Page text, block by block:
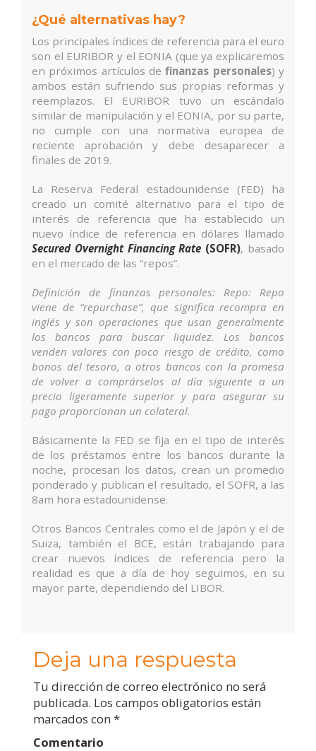
¿Qué alternativas hay?
Los principales índices de referencia para el euro
son el EURIBOR y el EONIA (que ya explicaremos
en próximos artículos definanzas personales) y
ambos están sufriendo sus propias reformas y
reemplazos. El EURIBOR tuvo un escándalo
similar de manipulación y el EONIA, por su parte,
no cumple con una normativa europea de
reciente aprobación y debe desaparecer a
finales de 2019.
La Reserva Federal estadounidense (FED) ha
creado un comité alternativo para el tipo de
interés de referencia que ha establecido un
nuevo índice de referencia en dólares llamado
Secured Overnight Financing Rate (SOFR), basado
en el mercado de las “repos”.
Definición de finanzas personales: Repo: Repo
viene de “repurchase”, que significa recompra en
inglés y son operaciones que usan generalmente
los bancos para buscar liquidez. Los bancos
venden valores con poco riesgo de crédito, como
bonos del tesoro, a otros bancos con la promesa
de volver a comprárselos al día siguiente a un
precio ligeramente superior y para asegurar su
pago proporcionan un colateral.
Básicamente la FED se fija en el tipo de interés
de los préstamos entre los bancos durante la
noche, procesan los datos, crean un promedio
ponderado y publican el resultado, el SOFR, a las
8am hora estadounidense.
Otros Bancos Centrales como el de Japón y el de
Suiza, también el BCE, están trabajando para
crear nuevos índices de referencia pero la
realidad es que a día de hoy seguimos, en su
mayor parte, dependiendo del LIBOR.
Deja una respuesta
Tu dirección de correo electrónico no será
publicada. Los campos obligatorios están
marcados con *
Comentario